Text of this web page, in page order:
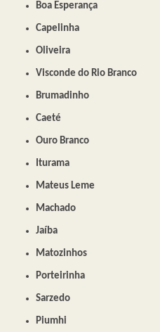
Boa Esperança
Capelinha
Oliveira
Visconde do Rio Branco
Brumadinho
Caeté
Ouro Branco
Iturama
Mateus Leme
Machado
Jaíba
Matozinhos
Porteirinha
Sarzedo
Piumhi